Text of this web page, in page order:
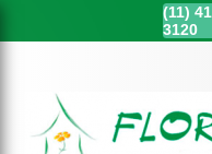
(11)
3120